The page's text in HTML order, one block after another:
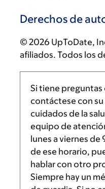
Derechos de
© 2026 UpToDate,
afiliados. Todos los
Si tiene
contáctese con
cuidados de la
equipo de
lunes a viernes de
de ese horario,
hablar con otro
Siempre hay un